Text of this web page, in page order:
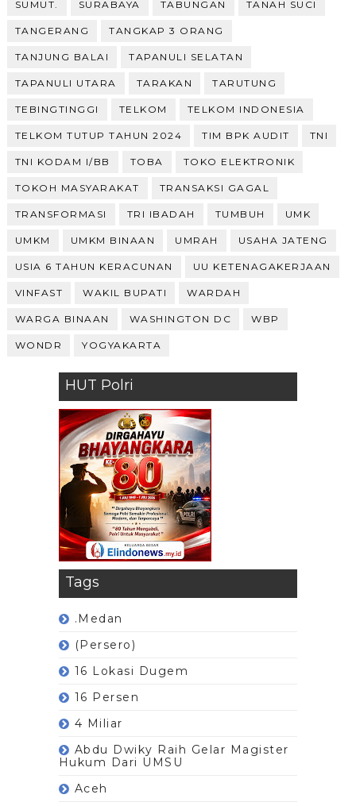
SUMUT. SURABAYA TABUNGAN TANAH SUCI
TANGERANG TANGKAP 3 ORANG
TANJUNG BALAI TAPANULI SELATAN
TAPANULI UTARA TARAKAN TARUTUNG
TEBINGTINGGI TELKOM TELKOM INDONESIA
TELKOM TUTUP TAHUN 2024 TIM BPK AUDIT TNI
TNI KODAM I/BB TOBA TOKO ELEKTRONIK
TOKOH MASYARAKAT TRANSAKSI GAGAL
TRANSFORMASI TRI IBADAH TUMBUH UMK
UMKM UMKM BINAAN UMRAH USAHA JATENG
USIA 6 TAHUN KERACUNAN UU KETENAGAKERJAAN
VINFAST WAKIL BUPATI WARDAH
WARGA BINAAN WASHINGTON DC WBP
WONDR YOGYAKARTA
HUT Polri
Tags
.Medan
(Persero)
16 Lokasi Dugem
16 Persen
4 Miliar
Abdu Dwiky Raih Gelar Magister
Hukum Dari UMSU
Aceh